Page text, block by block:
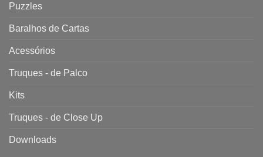
Puzzles
Baralhos de Cartas
Acessórios
Truques - de Palco
Kits
Truques - de Close Up
Downloads